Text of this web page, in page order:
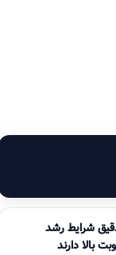
شرایط رشد
بالا دارند